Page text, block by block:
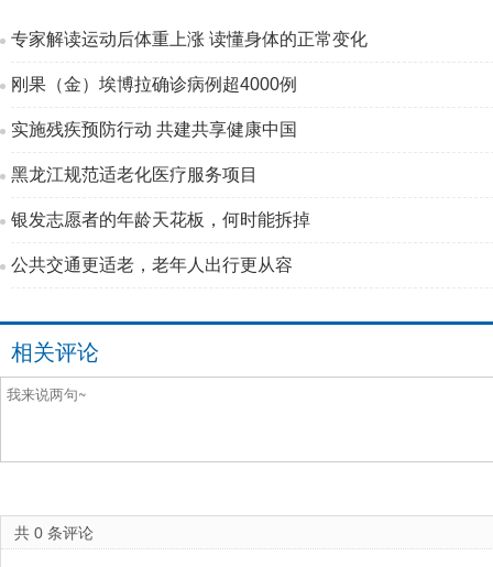
专家解读运动后体重上涨 读懂身体的正常变化
刚果（金）埃博拉确诊病例超4000例
实施残疾预防行动 共建共享健康中国
黑龙江规范适老化医疗服务项目
银发志愿者的年龄天花板，何时能拆掉
公共交通更适老，老年人出行更从容
相关评论
共 0 条评论